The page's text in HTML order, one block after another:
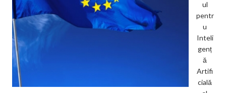
ul
pentr
u
Inteli
genț
ă
Artifi
cială